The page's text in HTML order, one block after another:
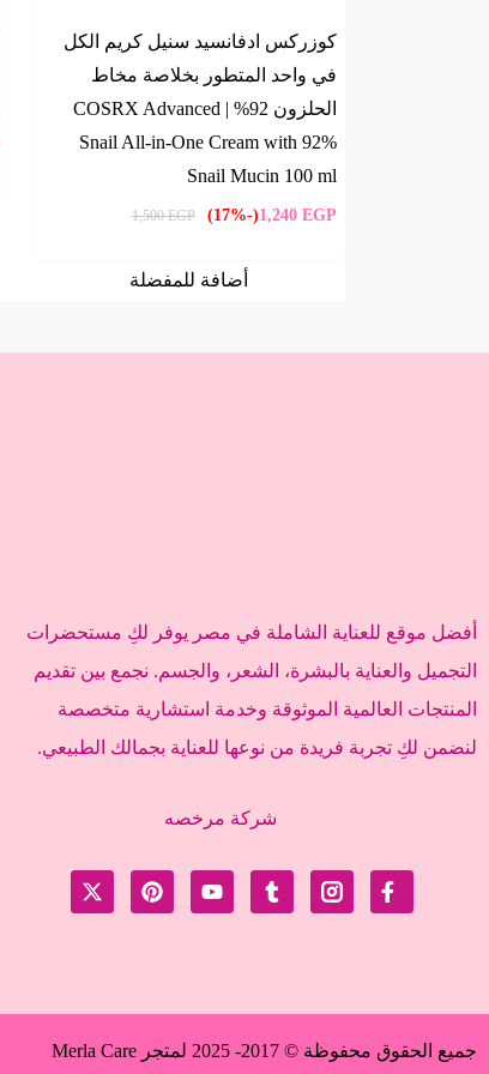
كوزركس ادفانسيد سنيل كريم الكل
في واحد المتطور بخلاصة مخاط
الحلزون 92% | COSRX Advanced
Snail All-in-One Cream with 92%
Snail Mucin 100 ml
1,240 EGP
(-17%)
1,500EGP
أضافة للمفضلة
أفضل موقع للعناية الشاملة في مصر يوفر لكِ مستحضرات
التجميل والعناية بالبشرة، الشعر، والجسم. نجمع بين تقديم
المنتجات العالمية الموثوقة وخدمة استشارية متخصصة
لنضمن لكِ تجربة فريدة من نوعها للعناية بجمالك الطبيعي.
شركة مرخصه
جميع الحقوق محفوظة © 2017- 2025 لمتجر Merla Care